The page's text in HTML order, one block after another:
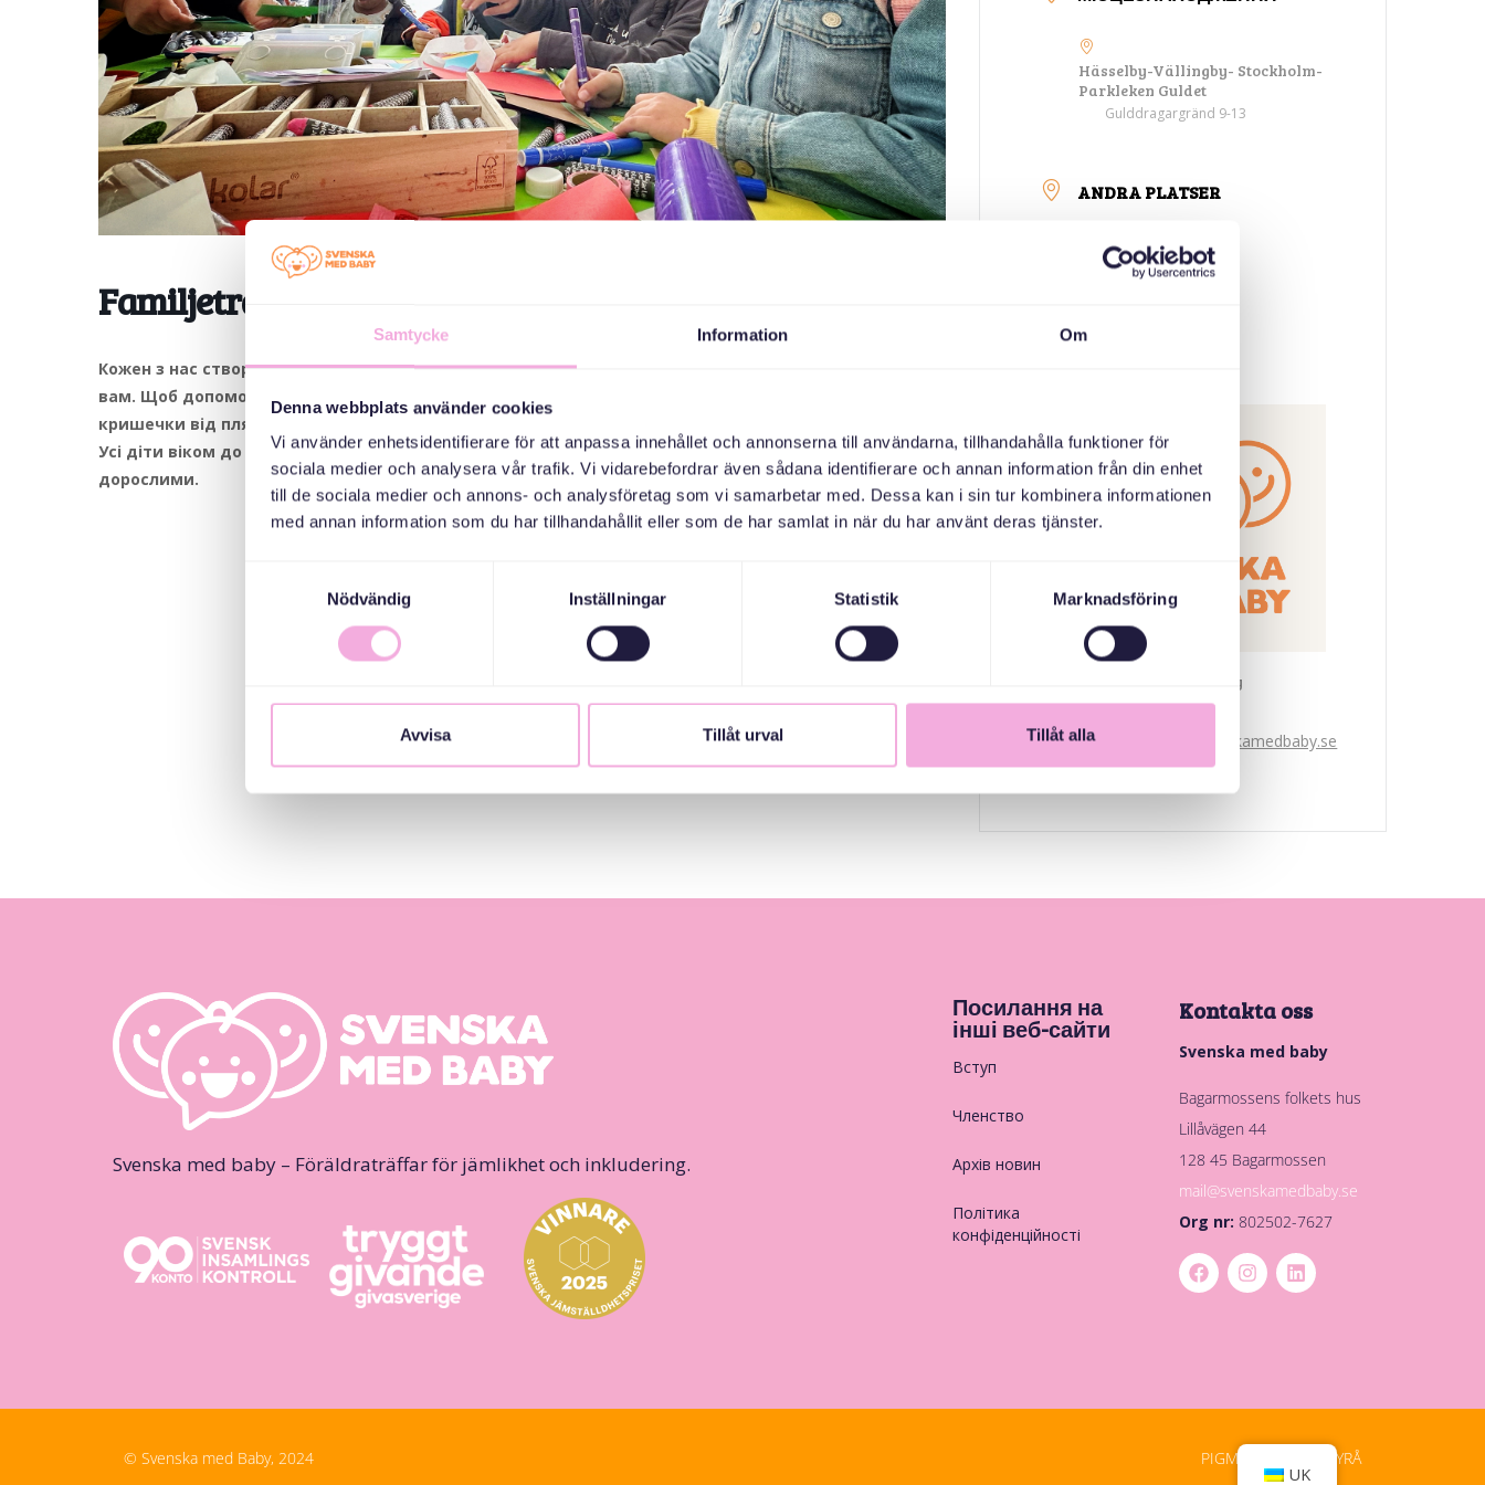
Samtycke Information Om
Denna webbplats använder cookies
Vi använder enhetsidentifierare för att anpassa innehållet och annonserna till användarna, tillhandahålla funktioner för
sociala medier och analysera vår trafik. Vi vidarebefordrar även sådana identifierare och annan information från din enhet
till de sociala medier och annons- och analysföretag som vi samarbetar med. Dessa kan i sin tur kombinera informationen
med annan information som du har tillhandahållit eller som de har samlat in när du har använt deras tjänster.
Nödvändig
Inställningar Statistik Marknadsföring
Avvisa Tillåt urval Tillåt alla
Familjeträff: Skapande av en familjebok
Кожен з нас створює книгу про свою родину. Кого ви включите у свою сім'ю, звісно, вирішувати
вам. Щоб допомогти нам, ми використовуємо те, що знайшли, можливо, листя, скляну паличку,
кришечки від пляшок і картонні коробки. І, звичайно, ми п'ємо каву, як і на всіх наших зустрічах.
Усі діти віком до десяти років можуть відвідати цей захід разом з батьками або іншими
дорослими.
Hässelby-Vällingby- Stockholm-
Parkleken Guldet
Gulddragargränd 9-13
ANDRA PLATSER
КАТЕГОРІЇ
Svenska med baby
bokningen@svenskamedbaby.se
Svenska med baby – Föräldraträffar för jämlikhet och inkludering.
Посилання на
інші веб-сайти
Вступ
Членство
Архів новин
Політика
конфіденційності
Kontakta oss
Svenska med baby
Bagarmossens folkets hus
Lillåvägen 44
128 45 Bagarmossen
mail@svenskamedbaby.se
Org nr: 802502-7627
© Svenska med Baby, 2024 PIGMENT DIGITALBYRÅ
UK